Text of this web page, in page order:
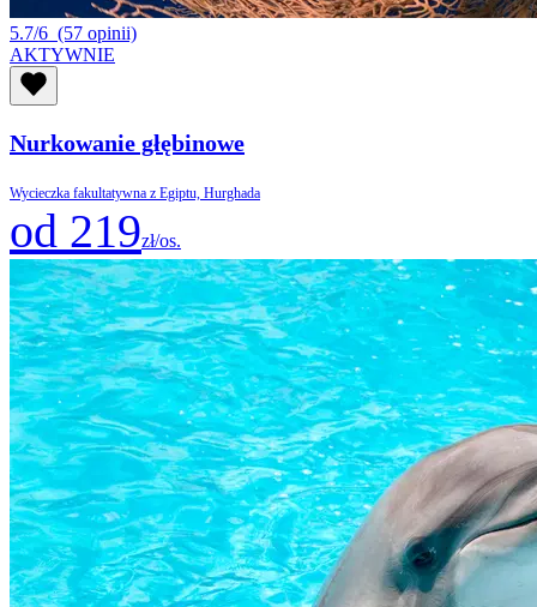
5.7/6 (57 opinii)
AKTYWNIE
Nurkowanie głębinowe
Wycieczka fakultatywna z Egiptu, Hurghada
od 219zł/os.